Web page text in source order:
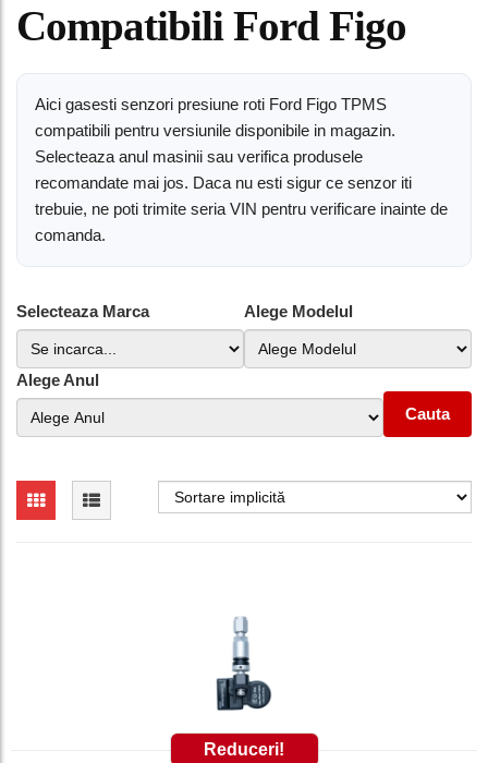
Compatibili Ford Figo
Aici gasesti senzori presiune roti Ford Figo TPMS
compatibili pentru versiunile disponibile in magazin.
Selecteaza anul masinii sau verifica produsele
recomandate mai jos. Daca nu esti sigur ce senzor iti
trebuie, ne poti trimite seria VIN pentru verificare inainte de
comanda.
Selecteaza Marca Alege Modelul
Alege Anul
Cauta
Reduceri!